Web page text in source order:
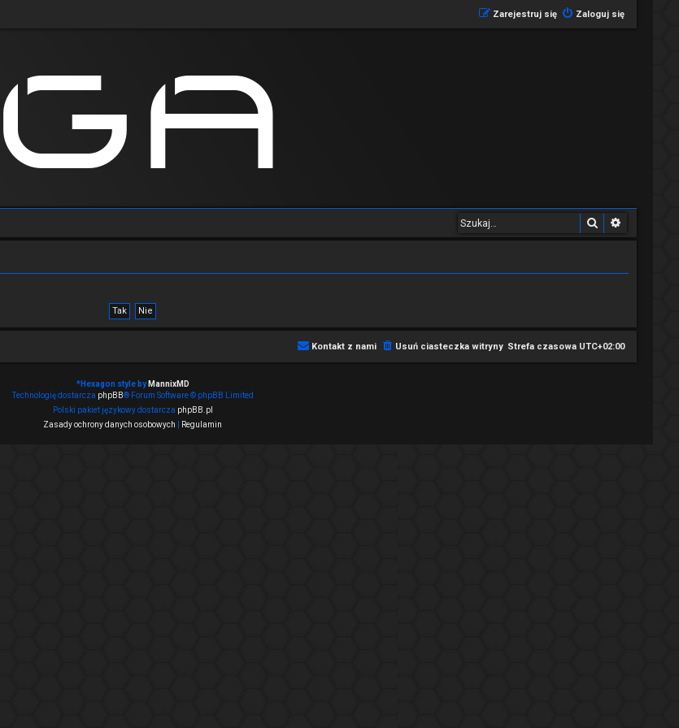
Zaloguj się
Zarejestruj się
Szukaj
Strefa czasowa UTC+02:00
Usuń ciasteczka witryny
Kontakt z nami
*Hexagon style by MannixMD
Technologię dostarcza phpBB® Forum Software © phpBB Limited
Polski pakiet językowy dostarcza phpBB.pl
Zasady ochrony danych osobowych
Regulamin